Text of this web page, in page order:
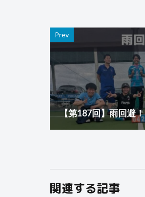
Prev
【第187回】雨回避！
関連する記事